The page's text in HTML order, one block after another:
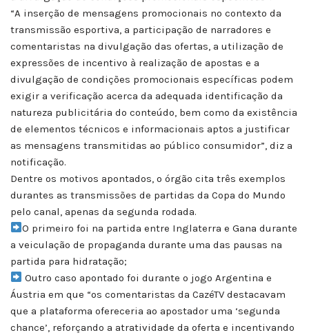
“A inserção de mensagens promocionais no contexto da
transmissão esportiva, a participação de narradores e
comentaristas na divulgação das ofertas, a utilização de
expressões de incentivo à realização de apostas e a
divulgação de condições promocionais específicas podem
exigir a verificação acerca da adequada identificação da
natureza publicitária do conteúdo, bem como da existência
de elementos técnicos e informacionais aptos a justificar
as mensagens transmitidas ao público consumidor”, diz a
notificação.
Dentre os motivos apontados, o órgão cita três exemplos
durantes as transmissões de partidas da Copa do Mundo
pelo canal, apenas da segunda rodada.
O primeiro foi na partida entre Inglaterra e Gana durante
a veiculação de propaganda durante uma das pausas na
partida para hidratação;
Outro caso apontado foi durante o jogo Argentina e
Áustria em que “os comentaristas da CazéTV destacavam
que a plataforma ofereceria ao apostador uma ‘segunda
chance’, reforçando a atratividade da oferta e incentivando